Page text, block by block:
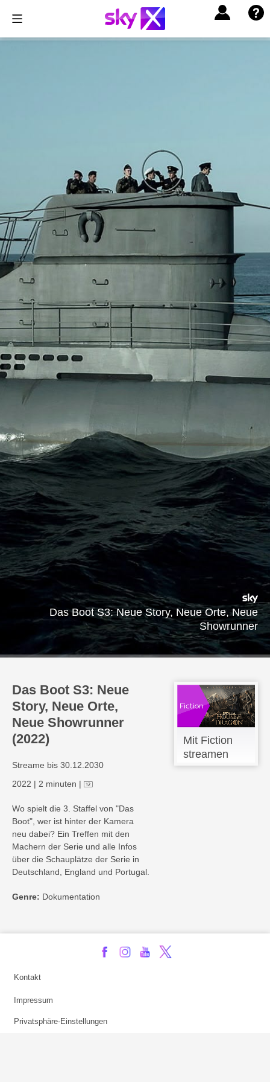
Das Boot S3: Neue Story, Neue Orte, Neue
Showrunner
Das Boot S3: Neue
Story, Neue Orte,
Neue Showrunner
(2022)
Streame bis 30.12.2030
2022 | 2 minuten |
Wo spielt die 3. Staffel von "Das
Boot", wer ist hinter der Kamera
neu dabei? Ein Treffen mit den
Machern der Serie und alle Infos
über die Schauplätze der Serie in
Deutschland, England und Portugal.
Genre: Dokumentation
Mit Fiction
streamen
Kontakt
Impressum
Privatsphäre-Einstellungen